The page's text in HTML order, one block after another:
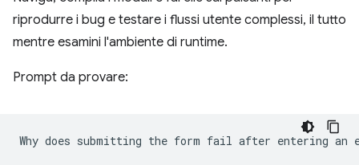
riprodurre i bug e testare i flussi utente complessi, il tutto
mentre esamini l'ambiente di runtime.
Prompt da provare: